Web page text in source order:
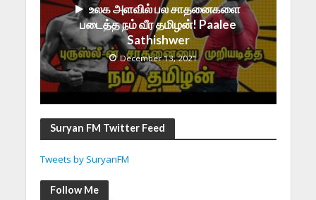
உலக அளவில் பல சாதனைகளை
படைத்த நம் வீர தமிழன்! Paalee
Sathishwer
December 13, 2021
Suryan FM Twitter Feed
Tweets by SuryanFM
Follow Me